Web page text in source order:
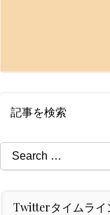
記事を検索
Search
for:
Twitterタイムライ